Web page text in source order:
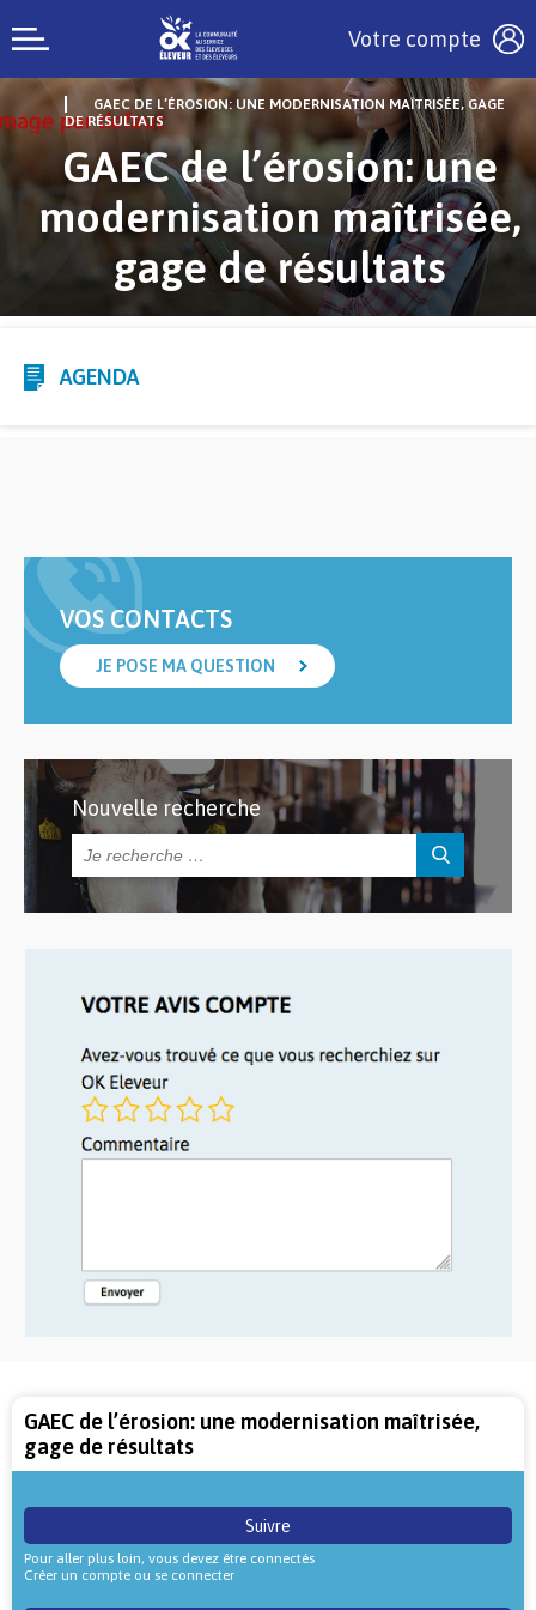
Votre compte
GAEC DE L’ÉROSION: UNE MODERNISATION MAÎTRISÉE, GAGE
DE RÉSULTATS
GAEC de l’érosion: une
modernisation maîtrisée,
gage de résultats
AGENDA
VOS CONTACTS
JE POSE MA QUESTION
Nouvelle recherche
GAEC de l’érosion: une modernisation maîtrisée,
gage de résultats
Suivre
Pour aller plus loin, vous devez être connectés
Créer un compte ou se connecter